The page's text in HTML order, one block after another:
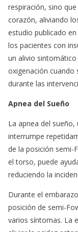
respiración, sino
corazón, aliviando
estudio publicado en
los pacientes con
un alivio
oxigenación cuando
durante las
Apnea del Sueño
La apnea del
interrumpe
de la posición semi-
el torso, puede
reduciendo la
Durante el
posición de semi-
varios síntomas. La